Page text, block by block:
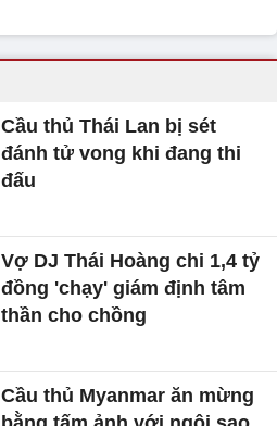
Cầu thủ Thái Lan bị sét
đánh tử vong khi đang thi
đấu
Vợ DJ Thái Hoàng chi 1,4 tỷ
đồng 'chạy' giám định tâm
thần cho chồng
Cầu thủ Myanmar ăn mừng